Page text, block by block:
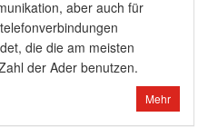
aber auch für
die die am meisten
der Ader benutzen.
Mehr